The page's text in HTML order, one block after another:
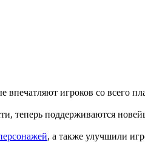
впечатляют игроков со всего
теперь поддерживаются
, а также улучшили